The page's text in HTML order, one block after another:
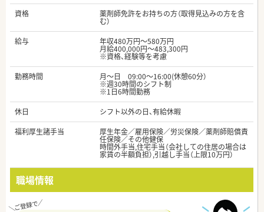
資格
薬剤師免許をお持ちの方（取得見込みの方を含
む）
給与
年収480万円～580万円
月給400,000円～483,300円
※資格、経験等を考慮
勤務時間
月～日 09:00～16:00(休憩60分）
※週30時間のシフト制
※1日6時間勤務
休日
シフト以外の日、有給休暇
福利厚生諸手当
厚生年金／雇用保険／労災保険／薬剤師賠償責
任保険／その他健保
時間外手当,住宅手当（会社しての住居の場合は
家賃の半額負担）,引越し手当（上限10万円）
職場情報